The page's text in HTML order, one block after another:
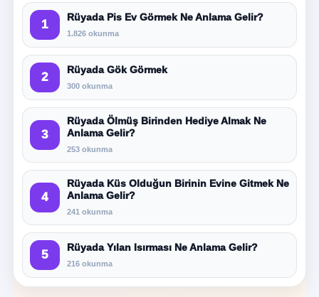
1
Rüyada Pis Ev Görmek Ne Anlama Gelir?
1.826 okunma
2
Rüyada Gök Görmek
300 okunma
3
Rüyada Ölmüş Birinden Hediye Almak Ne
Anlama Gelir?
253 okunma
4
Rüyada Küs Olduğun Birinin Evine Gitmek Ne
Anlama Gelir?
241 okunma
5
Rüyada Yılan Isırması Ne Anlama Gelir?
216 okunma